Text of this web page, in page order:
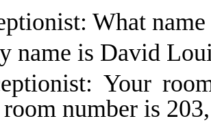
What
name is David
Your
number is